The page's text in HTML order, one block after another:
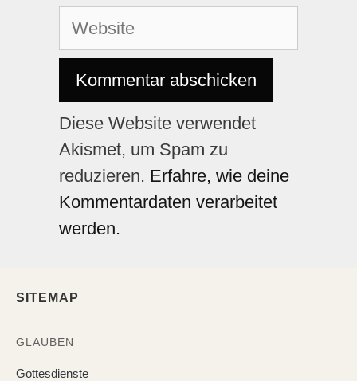
Diese Website verwendet
Akismet, um Spam zu
reduzieren. Erfahre, wie deine
Kommentardaten verarbeitet
werden.
SITEMAP
GLAUBEN
Gottesdienste